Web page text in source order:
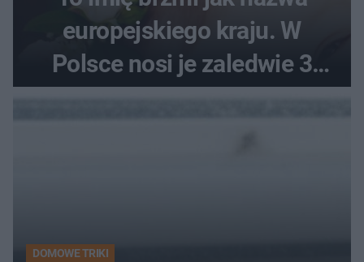
europejskiego kraju. W
Polsce nosi je zaledwie 3
kobiety
DOMOWE TRIKI